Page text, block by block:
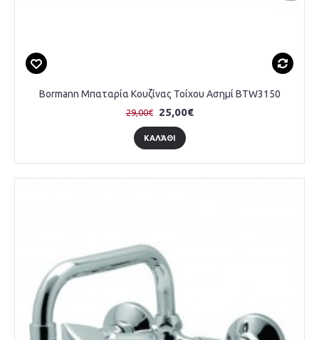
Bormann Μπαταρία Κουζίνας Τοίχου Ασημί BTW3150
29,00€ 25,00€
ΚΑΛΆΘΙ